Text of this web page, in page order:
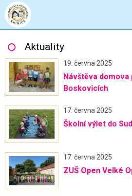
Aktuality
19. června 2025
Návštěva
Boskovicích
17. června 2025
Školní výlet do
17. června 2025
ZUŠ Open Velké